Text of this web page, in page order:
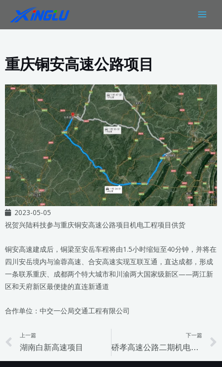
内
重庆铜安高速公路项目
2023-05-05
祝贺兴陆科技参与重庆铜安高速公路项目机电工程项目供货
铜安高速建成后，铜梁至安岳车程将由1.5小时缩短至40分钟，并将在
四川安岳境内与渝蓉高速、合安高速实现互联互通，直达成都，形成
一条联系重庆、成都两个特大城市和川渝两大国家级新区——两江新
区和天府新区最便捷的直连新通道
合作单位：中交一公局交通工程有限公司
Prev
上一篇
湖南白新高速项目
下一篇
硚孝高速公路二期机电项目